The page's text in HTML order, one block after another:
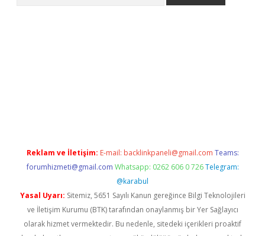
Reklam ve İletişim: E-mail: backlinkpaneli@gmail.com Teams:
forumhizmeti@gmail.com Whatsapp: 0262 606 0 726 Telegram:
@karabul
Yasal Uyarı: Sitemiz, 5651 Sayılı Kanun gereğince Bilgi Teknolojileri
ve İletişim Kurumu (BTK) tarafından onaylanmış bir Yer Sağlayıcı
olarak hizmet vermektedir. Bu nedenle, sitedeki içerikleri proaktif